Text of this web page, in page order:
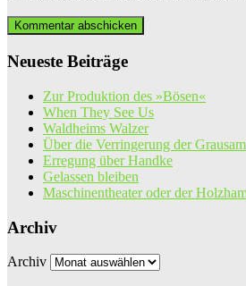
Neueste Beiträge
Zur Produktion des »Bösen«
When They See Us
Waldheims Walzer
Über die Verringerung der
Erregung über Handke
Gelassen bleiben
Maschinentheater oder der
Archiv
Archiv